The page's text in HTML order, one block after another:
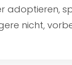
adoptieren,
nicht,